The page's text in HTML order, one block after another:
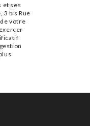
et ses
bis Rue
votre